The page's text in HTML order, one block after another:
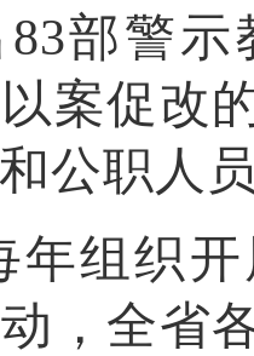
部警
案促改
公职人
年组织
，全省